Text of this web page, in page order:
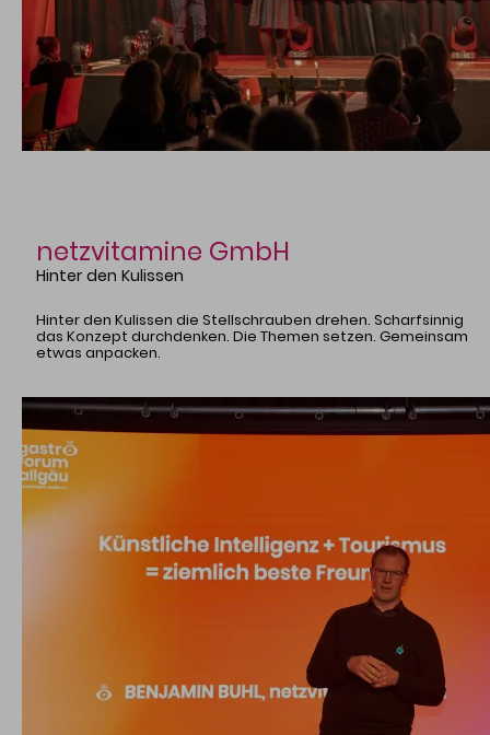
netzvitamine GmbH
Hinter den Kulissen
Hinter den Kulissen die Stellschrauben drehen. Scharfsinnig
das Konzept durchdenken. Die Themen setzen. Gemeinsam
etwas anpacken.